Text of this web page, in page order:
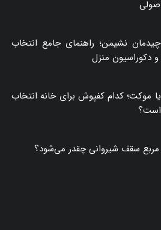
نشیمن؛ راهنمای جامع انتخاب
دکوراسیون منزل
موکت؛ کدام کفپوش برای خانه انتخاب
مربع سقف شیروانی چقدر می‌شود؟